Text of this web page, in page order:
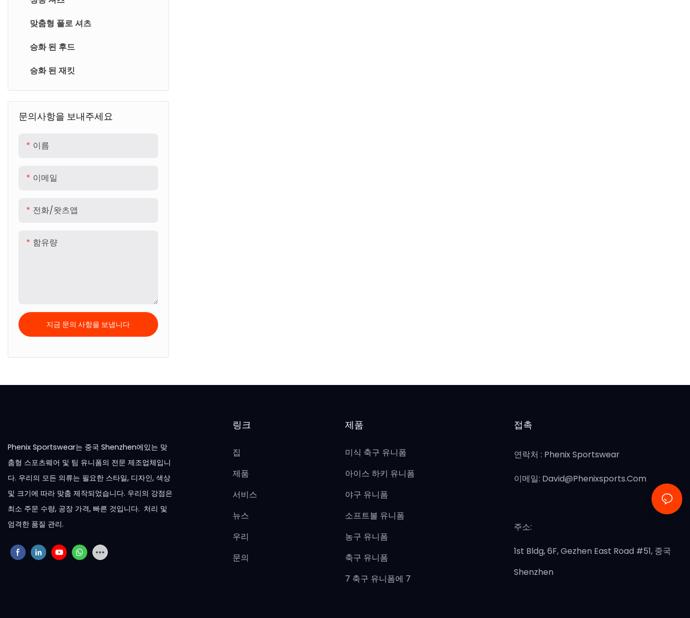
맞춤형 폴로 셔츠
승화 된 후드
승화 된 재킷
문의사항을 보내주세요
이름
이메일
전화/왓츠앱
함유량
지금 문의 사항을 보냅니다
Phenix Sportswear는 중국 Shenzhen에있는 맞
춤형 스포츠웨어 및 팀 유니폼의 전문 제조업체입니
다. 우리의 모든 의류는 필요한 스타일, 디자인, 색상
및 크기에 따라 맞춤 제작되었습니다. 우리의 강점은
최소 주문 수량, 공장 가격, 빠른 것입니다. 처리 및
엄격한 품질 관리.
링크
집
제품
서비스
뉴스
우리
문의
제품
미식 축구 유니폼
아이스 하키 유니폼
야구 유니폼
소프트볼 유니폼
농구 유니폼
축구 유니폼
7 축구 유니폼에 7
접촉
연락처 : Phenix Sportswear
이메일: David@phenixsports.com
주소:
1st Bldg, 6F, Gezhen East Road #51, 중국
Shenzhen